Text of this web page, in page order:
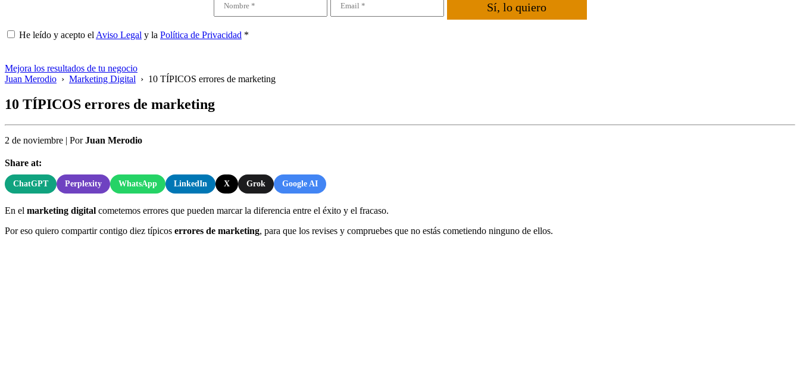
Sí, lo quiero
He leído y acepto el Aviso Legal y la Política de Privacidad *
Mejora los resultados de tu negocio
Juan Merodio › Marketing Digital › 10 TÍPICOS errores de marketing
10 TÍPICOS errores de marketing
2 de noviembre | PorJuan Merodio
Share at:
ChatGPT Perplexity WhatsApp LinkedIn X Grok Google AI
En el marketing digital cometemos errores que pueden marcar la diferencia entre el éxito y el fracaso.
Por eso quiero compartir contigo diez típicos errores de marketing, para que los revises y compruebes que no estás cometiendo ninguno de ellos.